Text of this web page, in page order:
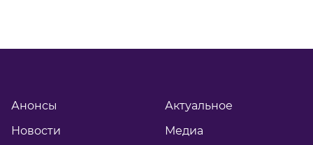
Анонсы
Новости
Актуальное
Медиа